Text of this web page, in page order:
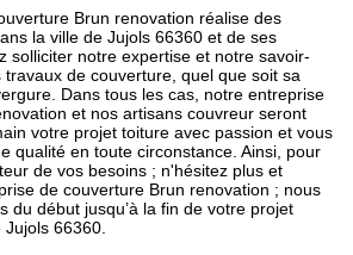
Brun renovation réalise des
la ville de Jujols 66360 et de ses
solliciter notre expertise et notre savoir-
de couverture, quel que soit sa
Dans tous les cas, notre entreprise
et nos artisans couvreur seront
votre projet toiture avec passion et vous
qualité en toute circonstance. Ainsi, pour
de vos besoins ; n'hésitez plus et
de couverture Brun renovation ; nous
du début jusqu’à la fin de votre projet
Jujols 66360.